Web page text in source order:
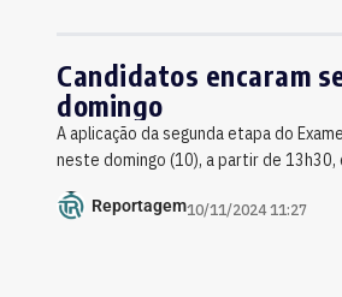
Candidatos encaram
domingo
A aplicação da segunda etapa do
neste domingo (10), a partir de
Reportagem10/11/2024 11:27